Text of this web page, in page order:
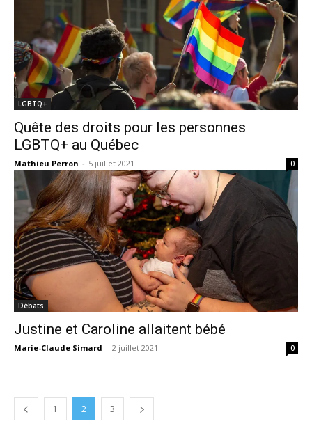
LGBTQ+
Quête des droits pour les personnes
LGBTQ+ au Québec
Mathieu Perron - 5 juillet 2021 0
Débats
Justine et Caroline allaitent bébé
Marie-Claude Simard - 2 juillet 2021 0
1 2 3